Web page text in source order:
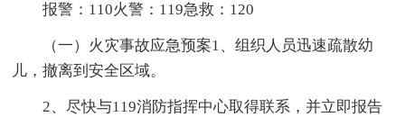
报警：110火警：119急救：120
（一）火灾事故应急预案1、组织人员迅速疏散幼
儿，撤离到安全区域。
2、尽快与119消防指挥中心取得联系，并立即报告